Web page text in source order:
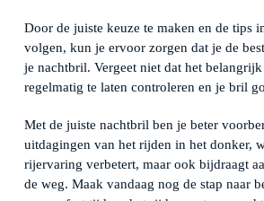
Door de juiste keuze te maken en de tips
volgen, kun je ervoor zorgen dat je de
je nachtbril. Vergeet niet dat het
regelmatig te laten controleren en je bril
Met de juiste nachtbril ben je beter
uitdagingen van het rijden in het donker,
rijervaring verbetert, maar ook bijdraagt
de weg. Maak vandaag nog de stap naar